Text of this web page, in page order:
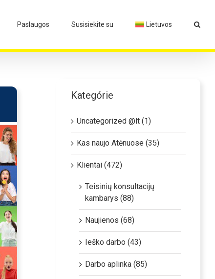
Paslaugos Susisiekite su Lietuvos
Kategórie
Uncategorized @lt (1)
Kas naujo Atėnuose (35)
Klientai (472)
Teisinių konsultacijų
kambarys (88)
Naujienos (68)
Ieško darbo (43)
Darbo aplinka (85)